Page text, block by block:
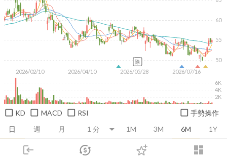
login dashboard
市場 登入
日 週 月 1M 3M 6M 1Y
2026/02/10 2026/04/10 2026/05/28 2026/07/16
50
55
60
2K
4K
6K
除
KD MACD RSI 手勢操作
推薦卡片 消息面 財務報